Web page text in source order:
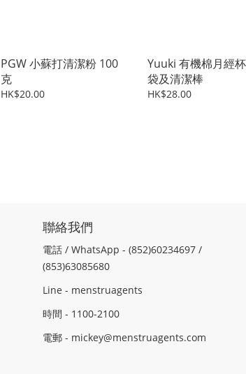
PGW 小蘇打清潔粉 100
克
HK$20.00
Yuuki 有機棉月經
袋及清潔棒
HK$28.00
聯絡我們
電話 / WhatsApp - (852)60234697 /
(853)63085680
Line - menstruagents
時間 - 1100-2100
電郵 - mickey@menstruagents.com